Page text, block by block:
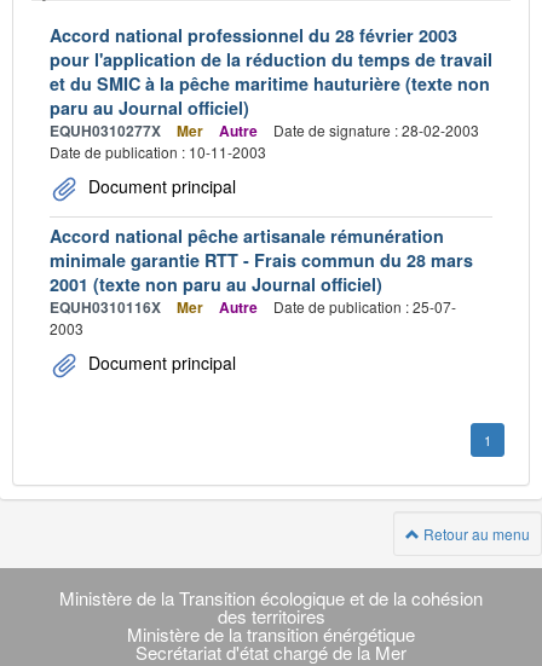
Accord national professionnel du 28 février 2003
pour l'application de la réduction du temps de travail
et du SMIC à la pêche maritime hauturière (texte non
paru au Journal officiel)
EQUH0310277X Mer Autre
Date de signature : 28-02-2003
Date de publication : 10-11-2003
Document principal
Accord national pêche artisanale rémunération
minimale garantie RTT - Frais commun du 28 mars
2001 (texte non paru au Journal officiel)
EQUH0310116X Mer Autre
Date de publication : 25-07-
2003
Document principal
1
Retour au menu
Navigation
transverse
Ministère de la Transition écologique et de la cohésion
des territoires
Ministère de la transition énérgétique
Secrétariat d'état chargé de la Mer